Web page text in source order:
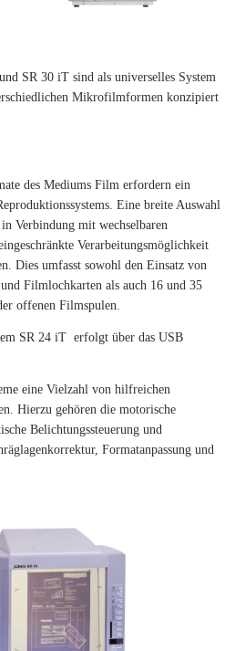
SR 30 iT sind als universelles System
Mikrofilmformen konzipiert
des Mediums Film erfordern ein
Eine breite Auswahl
Verbindung mit wechselbaren
Verarbeitungsmöglichkeit
Dies umfasst sowohl den Einsatz von
Filmlochkarten als auch 16 und 35
offenen Filmspulen.
SR 24 iT erfolgt über das USB
eine Vielzahl von hilfreichen
Hierzu gehören die motorische
Belichtungssteuerung und
Formatanpassung und